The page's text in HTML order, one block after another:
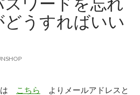
うすればいい
は こちら
よりメールアドレスと